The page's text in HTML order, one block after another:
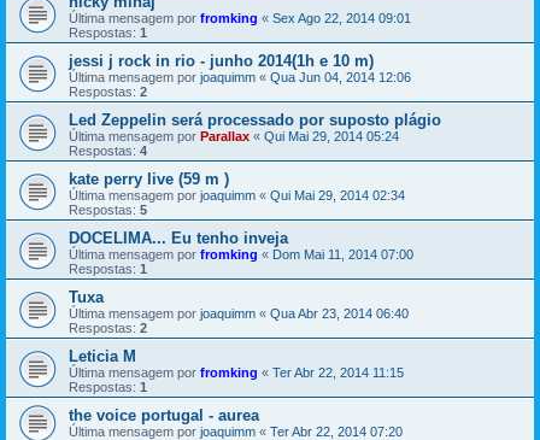
Última mensagem por fromking « Sex Ago 22, 2014 09:01
Respostas: 1
jessi j rock in rio - junho 2014(1h e 10 m)
Última mensagem por joaquimm « Qua Jun 04, 2014 12:06
Respostas: 2
Led Zeppelin será processado por suposto plágio
Última mensagem por Parallax « Qui Mai 29, 2014 05:24
Respostas: 4
kate perry live (59 m )
Última mensagem por joaquimm « Qui Mai 29, 2014 02:34
Respostas: 5
DOCELIMA... Eu tenho inveja
Última mensagem por fromking « Dom Mai 11, 2014 07:00
Respostas: 1
Tuxa
Última mensagem por joaquimm « Qua Abr 23, 2014 06:40
Respostas: 2
Leticia M
Última mensagem por fromking « Ter Abr 22, 2014 11:15
Respostas: 1
the voice portugal - aurea
Última mensagem por joaquimm « Ter Abr 22, 2014 07:20